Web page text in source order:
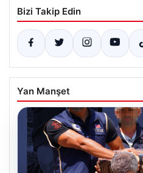
Bizi Takip Edin
Yan Manşet